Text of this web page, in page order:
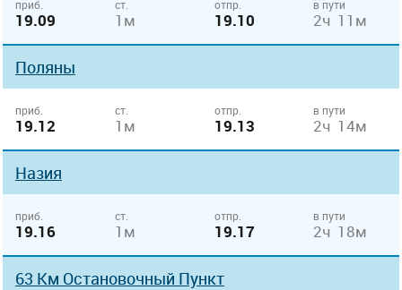
приб.
19.09
ст.
1м
отпр.
19.10
в пути
2ч 11м
Поляны
приб.
19.12
ст.
1м
отпр.
19.13
в пути
2ч 14м
Назия
приб.
19.16
ст.
1м
отпр.
19.17
в пути
2ч 18м
63 Км Остановочный Пункт